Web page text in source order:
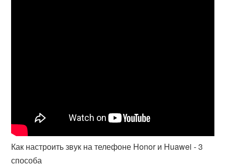
Как настроить звук на телефоне Honor и Huawei - 3
способа